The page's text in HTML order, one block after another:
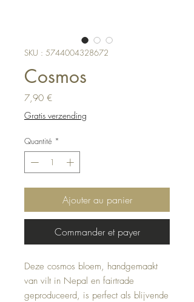
SKU : 5744004328672
Cosmos
7,90 €Prix
Gratis verzending
Quantité *
Ajouter au panier
Commander et payer
Deze cosmos bloem, handgemaakt
van vilt in Nepal en fairtrade
geproduceerd, is perfect als blijvende